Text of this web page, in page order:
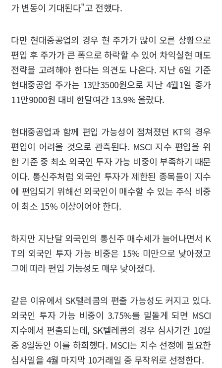
가 변동이 기대된다"고 전했다.
다만 현대중공업의 경우 현 주가가 많이 오른 상황으로
편입 후 주가가 큰 폭으로 하락할 수 있어 차익실현 매도
전략을 고려해야 한다는 의견도 나온다. 지난 6일 기준
현대중공업 주가는 13만3500원으로 지난 4월1일 종가
11만9000원 대비 한달여간 13.9% 올랐다.
현대중공업과 함께 편입 가능성이 점쳐졌던 KT의 경우
편입이 어려울 것으로 관측된다. MSCI 지수 편입을 위
한 기준 중 최소 외국인 투자 가능 비중이 부족하기 때문
이다. 통신주처럼 외국인 투자가 제한된 종목들이 지수
에 편입되기 위해선 외국인이 매수할 수 있는 주식 비중
이 최소 15% 이상이어야 한다.
하지만 지난달 외국인의 통신주 매수세가 늘어나면서 K
T의 외국인 투자 가능 비중은 15% 미만으로 낮아졌고
그에 따라 편입 가능성도 매우 낮아졌다.
같은 이유에서 SK텔레콤의 편출 가능성도 커지고 있다.
외국인 투자 가능 비중이 3.75%를 밑돌게 되면 MSCI
지수에서 편출되는데, SK텔레콤의 경우 심사기간 10일
중 8일동안 이를 하회했다. MSCI는 지수 선정에 필요한
심사일을 4월 마지막 10거래일 중 무작위로 선정한다.